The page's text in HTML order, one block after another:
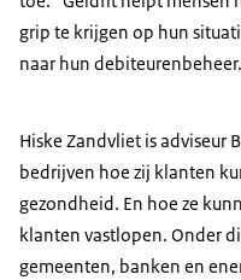
grip te krijgen op hun
naar hun debiteurenbeheer.
Hiske Zandvliet is adviseur
bedrijven hoe zij klanten
gezondheid. En hoe ze
klanten vastlopen. Onder
gemeenten, banken en